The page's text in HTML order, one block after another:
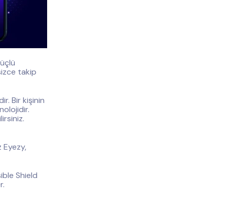
takip
Bir kişinin
Eyezy,
Shield